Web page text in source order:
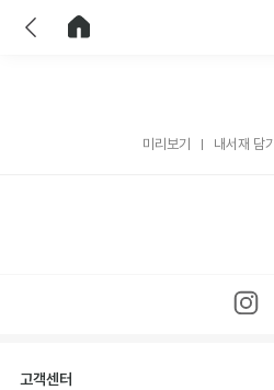
미리보기 내서재 담기
고객센터